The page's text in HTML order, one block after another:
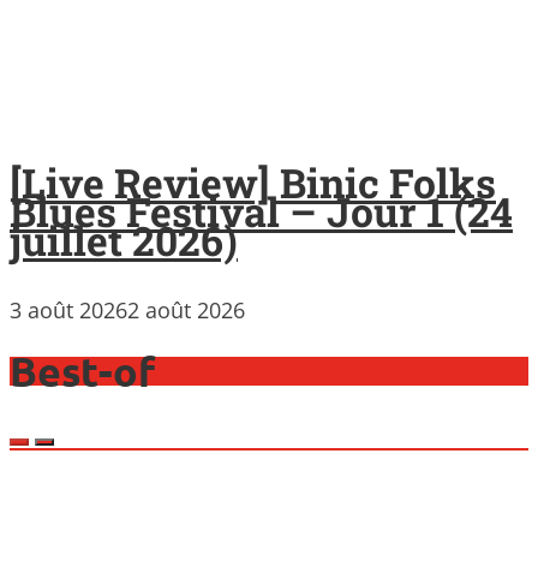
[Live Review] Binic Folks
Blues Festival – Jour 1 (24
juillet 2026)
3 août 20262 août 2026
Best-of